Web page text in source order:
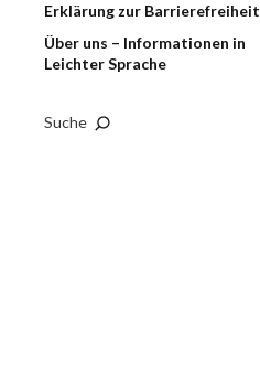
Erklärung zur Barrierefreiheit
Über uns – Informationen in
Leichter Sprache
Suche